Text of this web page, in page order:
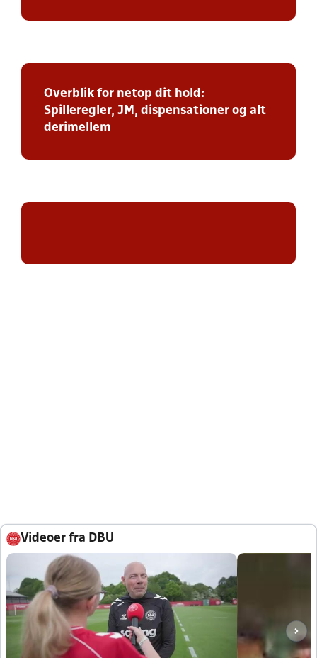
Overblik for netop dit hold:
Spilleregler, JM, dispensationer og alt
derimellem
Videoer fra DBU